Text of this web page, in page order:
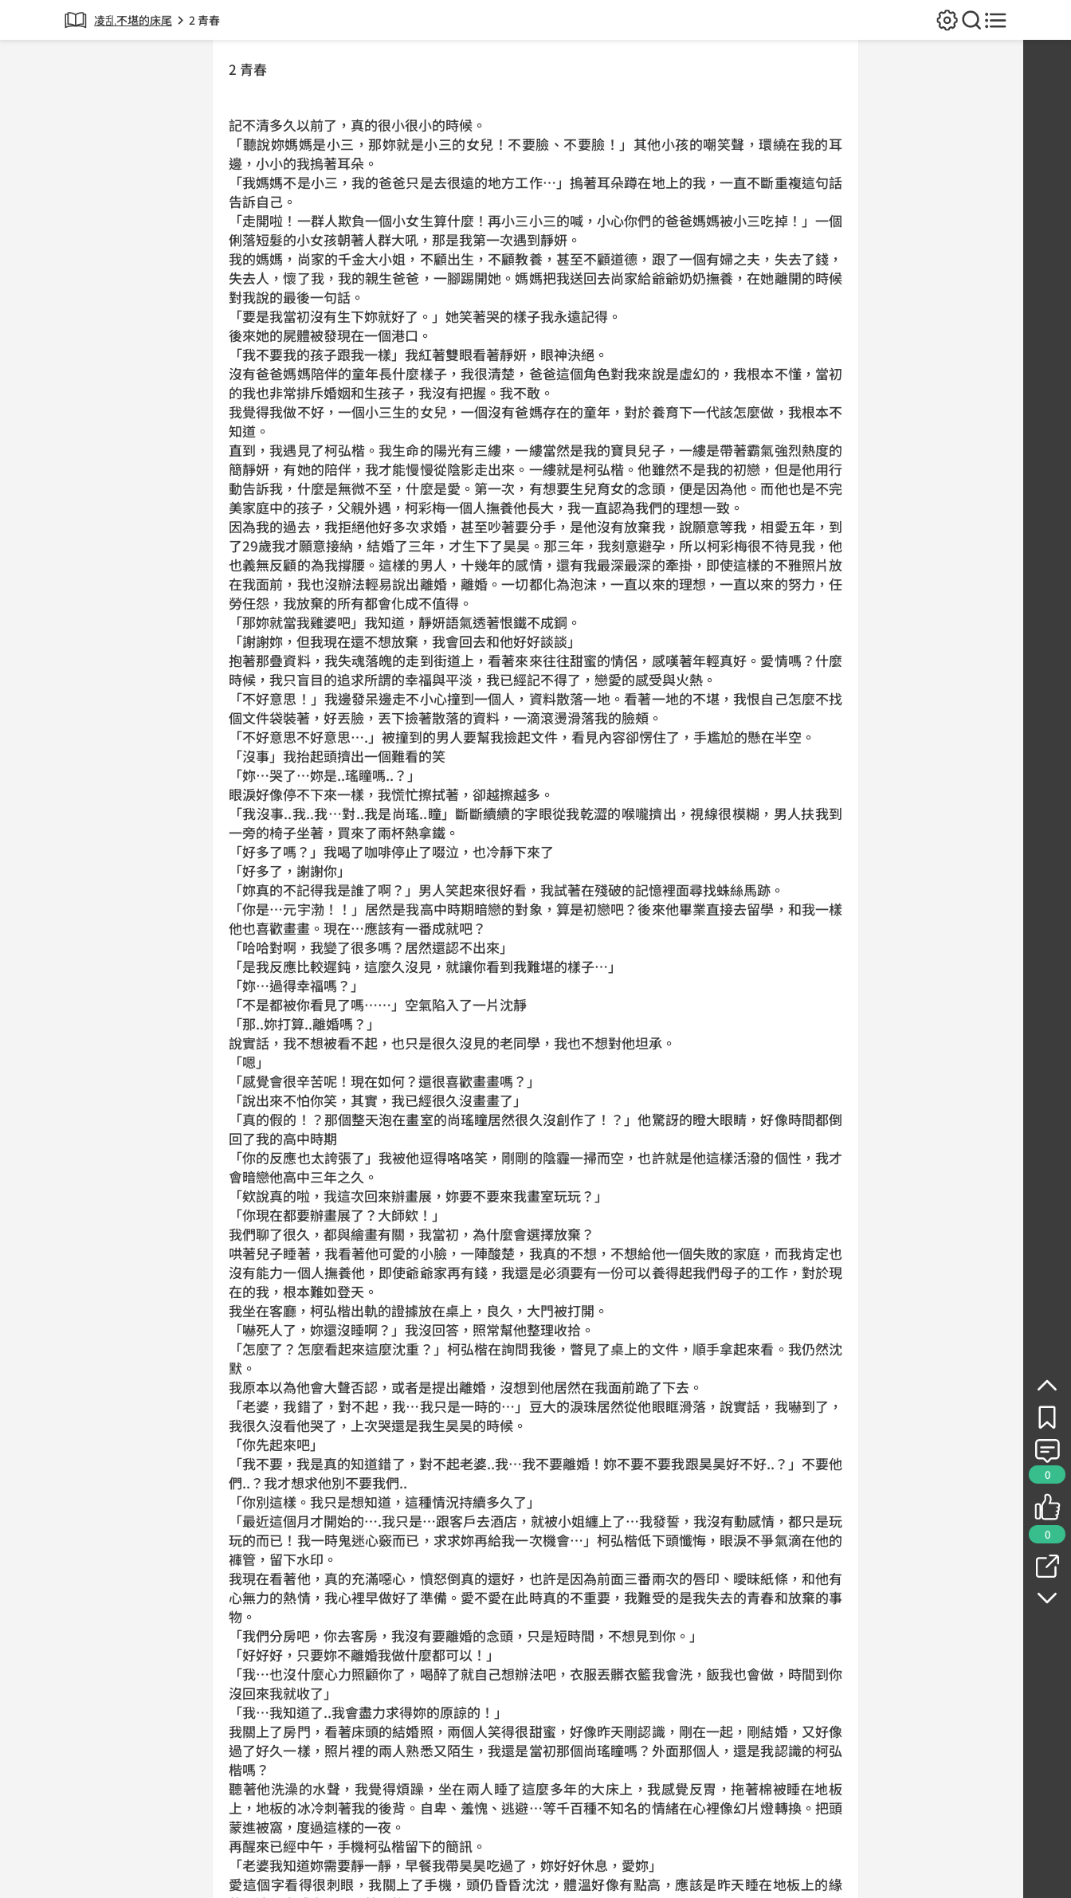
凌乱不堪的床尾 chevron_right 2 青春
0
0
2 青春
記不清多久以前了，真的很小很小的時候。
「聽說妳媽媽是小三，那妳就是小三的女兒！不要臉、不要臉！」其他小孩的嘲笑聲，環繞在我的耳
邊，小小的我摀著耳朵。
「我媽媽不是小三，我的爸爸只是去很遠的地方工作…」摀著耳朵蹲在地上的我，一直不斷重複這句話
告訴自己。
「走開啦！一群人欺負一個小女生算什麼！再小三小三的喊，小心你們的爸爸媽媽被小三吃掉！」一個
俐落短髮的小女孩朝著人群大吼，那是我第一次遇到靜妍。
我的媽媽，尚家的千金大小姐，不顧出生，不顧教養，甚至不顧道德，跟了一個有婦之夫，失去了錢，
失去人，懷了我，我的親生爸爸，一腳踢開她。媽媽把我送回去尚家給爺爺奶奶撫養，在她離開的時候
對我說的最後一句話。
「要是我當初沒有生下妳就好了。」她笑著哭的樣子我永遠記得。
後來她的屍體被發現在一個港口。
「我不要我的孩子跟我一樣」我紅著雙眼看著靜妍，眼神決絕。
沒有爸爸媽媽陪伴的童年長什麼樣子，我很清楚，爸爸這個角色對我來說是虛幻的，我根本不懂，當初
的我也非常排斥婚姻和生孩子，我沒有把握。我不敢。
我覺得我做不好，一個小三生的女兒，一個沒有爸媽存在的童年，對於養育下一代該怎麼做，我根本不
知道。
直到，我遇見了柯弘楷。我生命的陽光有三縷，一縷當然是我的寶貝兒子，一縷是帶著霸氣強烈熱度的
簡靜妍，有她的陪伴，我才能慢慢從陰影走出來。一縷就是柯弘楷。他雖然不是我的初戀，但是他用行
動告訴我，什麼是無微不至，什麼是愛。第一次，有想要生兒育女的念頭，便是因為他。而他也是不完
美家庭中的孩子，父親外遇，柯彩梅一個人撫養他長大，我一直認為我們的理想一致。
因為我的過去，我拒絕他好多次求婚，甚至吵著要分手，是他沒有放棄我，說願意等我，相愛五年，到
了29歲我才願意接納，結婚了三年，才生下了昊昊。那三年，我刻意避孕，所以柯彩梅很不待見我，他
也義無反顧的為我撐腰。這樣的男人，十幾年的感情，還有我最深最深的牽掛，即使這樣的不雅照片放
在我面前，我也沒辦法輕易說出離婚，離婚。一切都化為泡沫，一直以來的理想，一直以來的努力，任
勞任怨，我放棄的所有都會化成不值得。
「那妳就當我雞婆吧」我知道，靜妍語氣透著恨鐵不成鋼。
「謝謝妳，但我現在還不想放棄，我會回去和他好好談談」
抱著那疊資料，我失魂落魄的走到街道上，看著來來往往甜蜜的情侶，感嘆著年輕真好。愛情嗎？什麼
時候，我只盲目的追求所謂的幸福與平淡，我已經記不得了，戀愛的感受與火熱。
「不好意思！」我邊發呆邊走不小心撞到一個人，資料散落一地。看著一地的不堪，我恨自己怎麼不找
個文件袋裝著，好丟臉，丟下撿著散落的資料，一滴滾燙滑落我的臉頰。
「不好意思不好意思….」被撞到的男人要幫我撿起文件，看見內容卻愣住了，手尷尬的懸在半空。
「沒事」我抬起頭擠出一個難看的笑
「妳…哭了…妳是..瑤瞳嗎..？」
眼淚好像停不下來一樣，我慌忙擦拭著，卻越擦越多。
「我沒事..我..我…對..我是尚瑤..瞳」斷斷續續的字眼從我乾澀的喉嚨擠出，視線很模糊，男人扶我到
一旁的椅子坐著，買來了兩杯熱拿鐵。
「好多了嗎？」我喝了咖啡停止了啜泣，也冷靜下來了
「好多了，謝謝你」
「妳真的不記得我是誰了啊？」男人笑起來很好看，我試著在殘破的記憶裡面尋找蛛絲馬跡。
「你是…元宇渤！！」居然是我高中時期暗戀的對象，算是初戀吧？後來他畢業直接去留學，和我一樣
他也喜歡畫畫。現在…應該有一番成就吧？
「哈哈對啊，我變了很多嗎？居然還認不出來」
「是我反應比較遲鈍，這麼久沒見，就讓你看到我難堪的樣子…」
「妳…過得幸福嗎？」
「不是都被你看見了嗎⋯⋯」空氣陷入了一片沈靜
「那..妳打算..離婚嗎？」
說實話，我不想被看不起，也只是很久沒見的老同學，我也不想對他坦承。
「嗯」
「感覺會很辛苦呢！現在如何？還很喜歡畫畫嗎？」
「說出來不怕你笑，其實，我已經很久沒畫畫了」
「真的假的！？那個整天泡在畫室的尚瑤瞳居然很久沒創作了！？」他驚訝的瞪大眼睛，好像時間都倒
回了我的高中時期
「你的反應也太誇張了」我被他逗得咯咯笑，剛剛的陰霾一掃而空，也許就是他這樣活潑的個性，我才
會暗戀他高中三年之久。
「欸說真的啦，我這次回來辦畫展，妳要不要來我畫室玩玩？」
「你現在都要辦畫展了？大師欸！」
我們聊了很久，都與繪畫有關，我當初，為什麼會選擇放棄？
哄著兒子睡著，我看著他可愛的小臉，一陣酸楚，我真的不想，不想給他一個失敗的家庭，而我肯定也
沒有能力一個人撫養他，即使爺爺家再有錢，我還是必須要有一份可以養得起我們母子的工作，對於現
在的我，根本難如登天。
我坐在客廳，柯弘楷出軌的證據放在桌上，良久，大門被打開。
「嚇死人了，妳還沒睡啊？」我沒回答，照常幫他整理收拾。
「怎麼了？怎麼看起來這麼沈重？」柯弘楷在詢問我後，瞥見了桌上的文件，順手拿起來看。我仍然沈
默。
我原本以為他會大聲否認，或者是提出離婚，沒想到他居然在我面前跪了下去。
「老婆，我錯了，對不起，我…我只是一時的…」豆大的淚珠居然從他眼眶滑落，說實話，我嚇到了，
我很久沒看他哭了，上次哭還是我生昊昊的時候。
「你先起來吧」
「我不要，我是真的知道錯了，對不起老婆..我…我不要離婚！妳不要不要我跟昊昊好不好..？」不要他
們..？我才想求他別不要我們..
「你別這樣。我只是想知道，這種情況持續多久了」
「最近這個月才開始的….我只是…跟客戶去酒店，就被小姐纏上了…我發誓，我沒有動感情，都只是玩
玩的而已！我一時鬼迷心竅而已，求求妳再給我一次機會…」柯弘楷低下頭懺悔，眼淚不爭氣滴在他的
褲管，留下水印。
我現在看著他，真的充滿噁心，憤怒倒真的還好，也許是因為前面三番兩次的唇印、曖昧紙條，和他有
心無力的熱情，我心裡早做好了準備。愛不愛在此時真的不重要，我難受的是我失去的青春和放棄的事
物。
「我們分房吧，你去客房，我沒有要離婚的念頭，只是短時間，不想見到你。」
「好好好，只要妳不離婚我做什麼都可以！」
「我…也沒什麼心力照顧你了，喝醉了就自己想辦法吧，衣服丟髒衣籃我會洗，飯我也會做，時間到你
沒回來我就收了」
「我…我知道了..我會盡力求得妳的原諒的！」
我關上了房門，看著床頭的結婚照，兩個人笑得很甜蜜，好像昨天剛認識，剛在一起，剛結婚，又好像
過了好久一樣，照片裡的兩人熟悉又陌生，我還是當初那個尚瑤瞳嗎？外面那個人，還是我認識的柯弘
楷嗎？
聽著他洗澡的水聲，我覺得煩躁，坐在兩人睡了這麼多年的大床上，我感覺反胃，拖著棉被睡在地板
上，地板的冰冷刺著我的後背。自卑、羞愧、逃避…等千百種不知名的情緒在心裡像幻片燈轉換。把頭
蒙進被窩，度過這樣的一夜。
再醒來已經中午，手機柯弘楷留下的簡訊。
「老婆我知道妳需要靜一靜，早餐我帶昊昊吃過了，妳好好休息，愛妳」
愛這個字看得很刺眼，我關上了手機，頭仍昏昏沈沈，體溫好像有點高，應該是昨天睡在地板上的緣